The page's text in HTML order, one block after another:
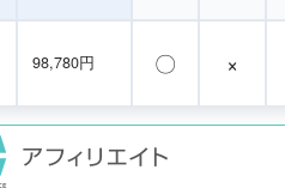
98,780円 〇 ×